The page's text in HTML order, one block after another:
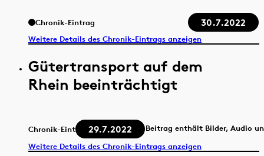
Chronik-Eintrag 30.7.2022
Weitere Details des Chronik-Eintrags anzeigen
Gütertransport auf dem
Rhein beeinträchtigt
Chronik-Eintrag 29.7.2022
Beitrag enthält Bilder, Audio
Weitere Details des Chronik-Eintrags anzeigen